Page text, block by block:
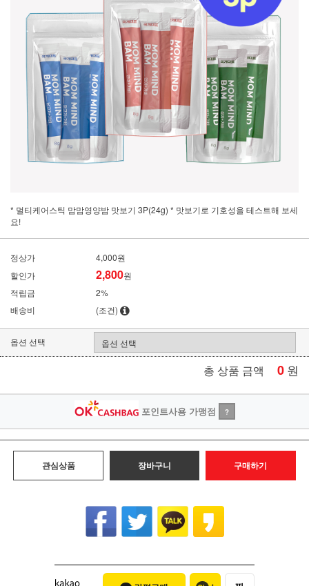
* 멀티케어스틱 맘맘영양밤 맛보기 3P(24g) * 맛보기로 기호성을 테스트해 보세
요!
정상가
4,000원
할인가
2,800원
적립금
2%
배송비
(조건)
옵션 선택
총 상품 금액 0 원
포인트사용 가맹점 ?
관심상품 장바구니 구매하기